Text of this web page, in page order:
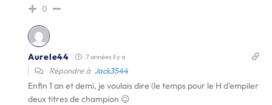
0
Aurele44 7 années il y a
Répondre à Jack3544
Enfin 1 an et demi, je voulais dire (le temps pour le H d'empiler
deux titres de champion 😉